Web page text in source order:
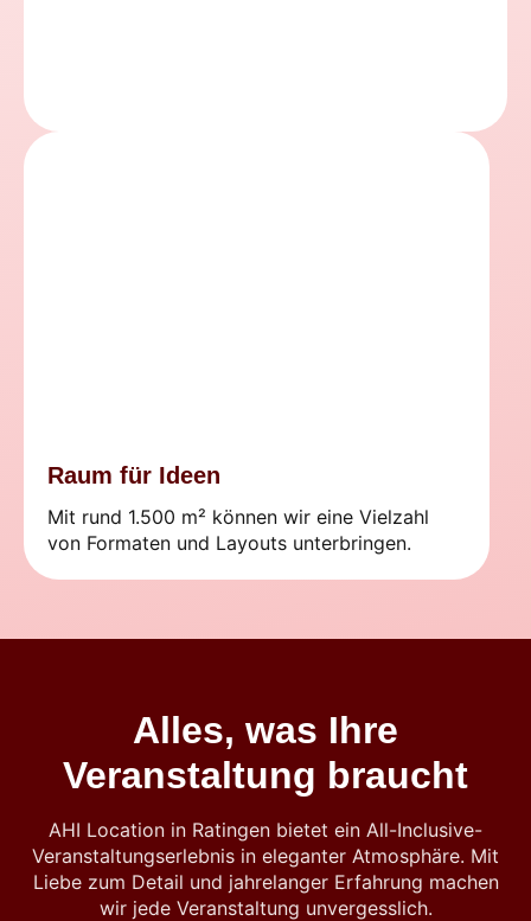
Raum für Ideen
Mit rund 1.500 m² können wir eine Vielzahl
von Formaten und Layouts unterbringen.
Alles, was Ihre
Veranstaltung braucht
AHI Location in Ratingen bietet ein All-Inclusive-
Veranstaltungserlebnis in eleganter Atmosphäre. Mit
Liebe zum Detail und jahrelanger Erfahrung machen
wir jede Veranstaltung unvergesslich.